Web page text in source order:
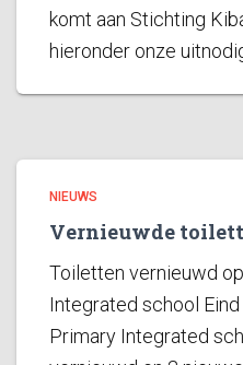
komt aan Stichting
hieronder onze
NIEUWS
Vernieuwde
Toiletten vernieuwd
Integrated school
Primary Integrated